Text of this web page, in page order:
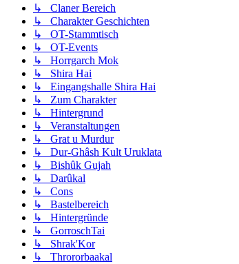
↳ Claner Bereich
↳ Charakter Geschichten
↳ OT-Stammtisch
↳ OT-Events
↳ Horrgarch Mok
↳ Shira Hai
↳ Eingangshalle Shira Hai
↳ Zum Charakter
↳ Hintergrund
↳ Veranstaltungen
↳ Grat u Murdur
↳ Dur-Ghâsh Kult Uruklata
↳ Bishûk Gujah
↳ Darûkal
↳ Cons
↳ Bastelbereich
↳ Hintergründe
↳ GorroschTai
↳ Shrak'Kor
↳ Thrororbaakal